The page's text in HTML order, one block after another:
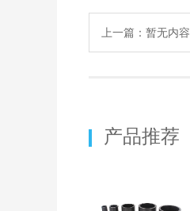
上一篇：暂无内容
产品推荐